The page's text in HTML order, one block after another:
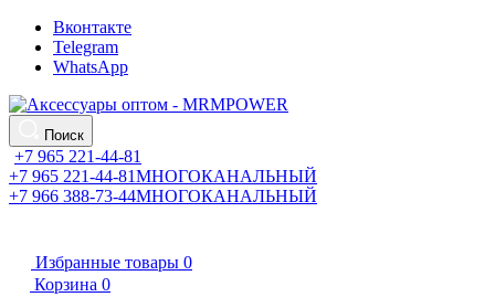
Вконтакте
Telegram
WhatsApp
Поиск
+7 965 221-44-81
+7 965 221-44-81МНОГОКАНАЛЬНЫЙ
+7 966 388-73-44МНОГОКАНАЛЬНЫЙ
Избранные товары 0
Корзина 0